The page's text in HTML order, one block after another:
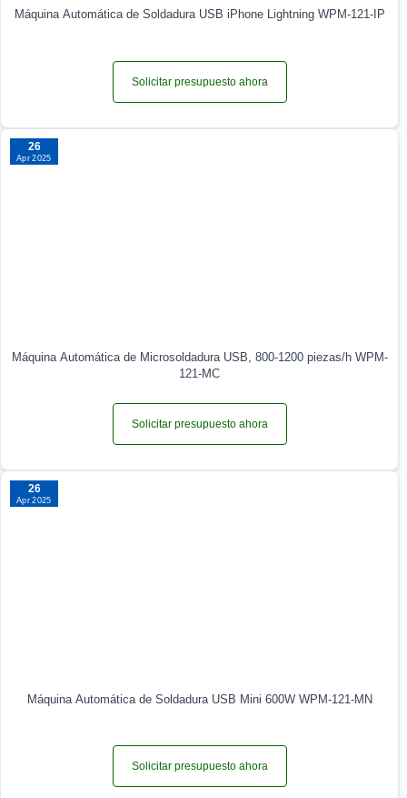
Máquina Automática de Soldadura USB iPhone Lightning WPM-121-IP
Solicitar presupuesto ahora
26
Apr 2025
Máquina Automática de Microsoldadura USB, 800-1200 piezas/h WPM-
121-MC
Solicitar presupuesto ahora
26
Apr 2025
Máquina Automática de Soldadura USB Mini 600W WPM-121-MN
Solicitar presupuesto ahora